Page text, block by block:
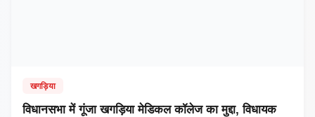
खगड़िया
विधानसभा में गूंजा खगड़िया मेडिकल कॉलेज का मुद्दा, विधायक